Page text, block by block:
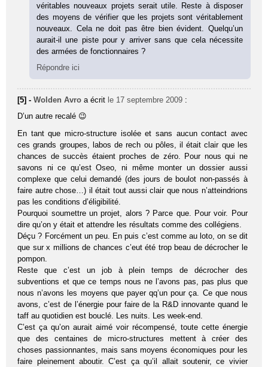
véritables nouveaux projets serait utile. Reste à disposer
des moyens de vérifier que les projets sont véritablement
nouveaux. Cela ne doit pas être bien évident. Quelqu’un
aurait-il une piste pour y arriver sans que cela nécessite
des armées de fonctionnaires ?
Répondre ici
[5] -Wolden Avro a écrit le 17 septembre 2009 :
D’un autre recalé 😉
En tant que micro-structure isolée et sans aucun contact avec
ces grands groupes, labos de rech ou pôles, il était clair que les
chances de succès étaient proches de zéro. Pour nous qui ne
savons ni ce qu’est Oseo, ni même monter un dossier aussi
complexe que celui demandé (des jours de boulot non-passés à
faire autre chose…) il était tout aussi clair que nous n’atteindrions
pas les conditions d’éligibilité.
Pourquoi soumettre un projet, alors ? Parce que. Pour voir. Pour
dire qu’on y était et attendre les résultats comme des collégiens.
Déçu ? Forcément un peu. En puis c’est comme au loto, on se dit
que sur x millions de chances c’eut été trop beau de décrocher le
pompon.
Reste que c’est un job à plein temps de décrocher des
subventions et que ce temps nous ne l’avons pas, pas plus que
nous n’avons les moyens que payer qq’un pour ça. Ce que nous
avons, c’est de l’énergie pour faire de la R&D innovante quand le
taff au quotidien est bouclé. Les nuits. Les week-end.
C’est ça qu’on aurait aimé voir récompensé, toute cette énergie
que des centaines de micro-structures mettent à créer des
choses passionnantes, mais sans moyens économiques pour les
faire pleinement aboutir. C’est ça qu’il allait soutenir, ce vivier